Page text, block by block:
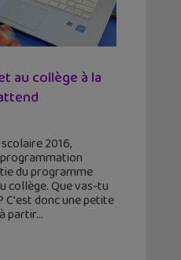
au collège à la
2016,
du programme
collège. Que vas-tu
donc une petite
partir